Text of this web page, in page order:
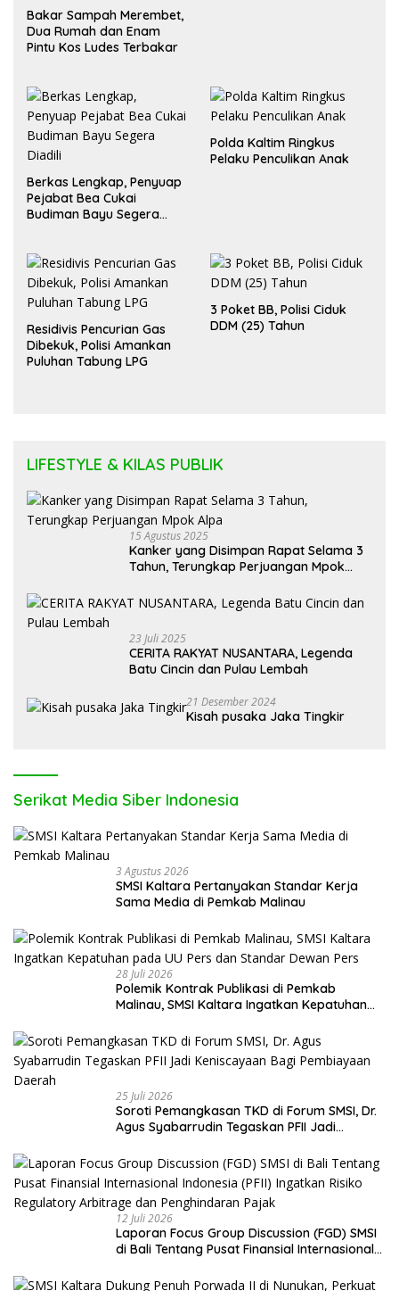
Bakar Sampah Merembet,
Dua Rumah dan Enam
Pintu Kos Ludes Terbakar
Berkas Lengkap, Penyuap
Pejabat Bea Cukai
Budiman Bayu Segera
Polda Kaltim Ringkus
Pelaku Penculikan Anak
Residivis Pencurian Gas
Dibekuk, Polisi Amankan
Puluhan Tabung LPG
3 Poket BB, Polisi Ciduk
DDM (25) Tahun
LIFESTYLE & KILAS PUBLIK
15 Agustus 2025
Kanker yang Disimpan Rapat Selama 3
Tahun, Terungkap Perjuangan Mpok
23 Juli 2025
CERITA RAKYAT NUSANTARA, Legenda
Batu Cincin dan Pulau Lembah
21 Desember 2024
Kisah pusaka Jaka Tingkir
Serikat Media Siber Indonesia
3 Agustus 2026
SMSI Kaltara Pertanyakan Standar Kerja
Sama Media di Pemkab Malinau
28 Juli 2026
Polemik Kontrak Publikasi di Pemkab
Malinau, SMSI Kaltara Ingatkan Kepatuhan
25 Juli 2026
Soroti Pemangkasan TKD di Forum SMSI, Dr.
Agus Syabarrudin Tegaskan PFII Jadi
12 Juli 2026
Laporan Focus Group Discussion (FGD) SMSI
di Bali Tentang Pusat Finansial Internasional
Arbitrage dan Penghindaran Pajak